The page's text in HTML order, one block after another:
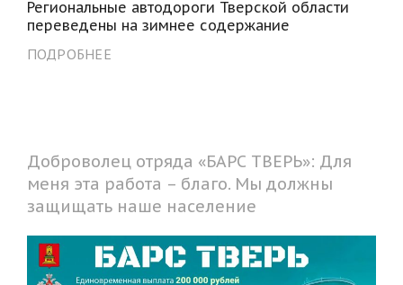
Региональные автодороги Тверской области
переведены на зимнее содержание
ПОДРОБНЕЕ
Доброволец отряда «БАРС ТВЕРЬ»: Для
меня эта работа – благо. Мы должны
защищать наше население